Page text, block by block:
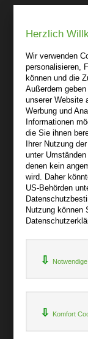
03 41-25
04155
Wir sind
Über
AGB
Impressum
Widerruf
Datenschutz
Bibliotheksrabatt
MARC21-
Herzlich
Wir verwenden
personalisieren,
können und die
Außerdem
unserer Website
Werbung und
Informationen
die Sie ihnen
Ihrer Nutzung
unter
denen kein
wird. Daher
US-Behörden
Nutzung können
Komfort